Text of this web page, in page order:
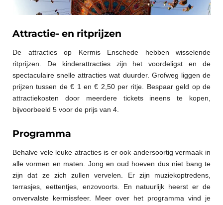
Attractie- en ritprijzen
De attracties op Kermis Enschede hebben wisselende
ritprijzen. De kinderattracties zijn het voordeligst en de
spectaculaire snelle attracties wat duurder. Grofweg liggen de
prijzen tussen de € 1 en € 2,50 per ritje. Bespaar geld op de
attractiekosten door meerdere tickets ineens te kopen,
bijvoorbeeld 5 voor de prijs van 4.
Programma
Behalve vele leuke atracties is er ook andersoortig vermaak in
alle vormen en maten. Jong en oud hoeven dus niet bang te
zijn dat ze zich zullen vervelen. Er zijn muziekoptredens,
terrasjes, eettentjes, enzovoorts. En natuurlijk heerst er de
onvervalste kermissfeer. Meer over het programma vind je